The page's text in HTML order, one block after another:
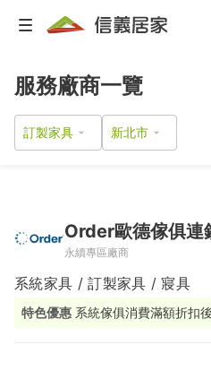
服務廠商一覽
訂製家具
Order歐德傢俱連
永續專區廠商
系統家具 / 訂製家具 / 寢具
特色優惠 系統傢俱消費滿額折扣